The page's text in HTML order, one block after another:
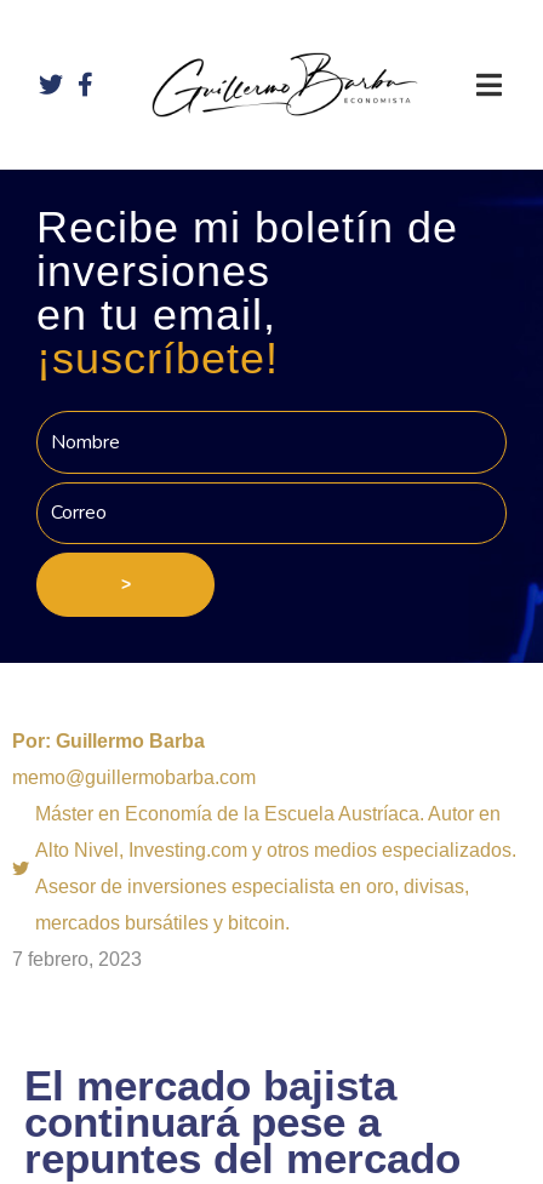
Recibe mi boletín de
inversiones
en tu email,
¡suscríbete!
>
Por: Guillermo Barba
memo@guillermobarba.com
Máster en Economía de la Escuela Austríaca. Autor en
Alto Nivel, Investing.com y otros medios especializados.
Asesor de inversiones especialista en oro, divisas,
mercados bursátiles y bitcoin.
7 febrero, 2023
El mercado bajista
continuará pese a
repuntes del mercado